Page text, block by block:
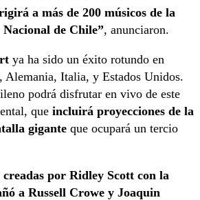
a más de 200 músicos de la
de Chile”, anunciaron.
ya ha sido un éxito rotundo en
Alemania, Italia, y Estados Unidos.
podrá disfrutar en vivo de este
que incluirá proyecciones de la
gigante que ocupará un tercio
creadas por Ridley Scott con la
a Russell Crowe y Joaquin